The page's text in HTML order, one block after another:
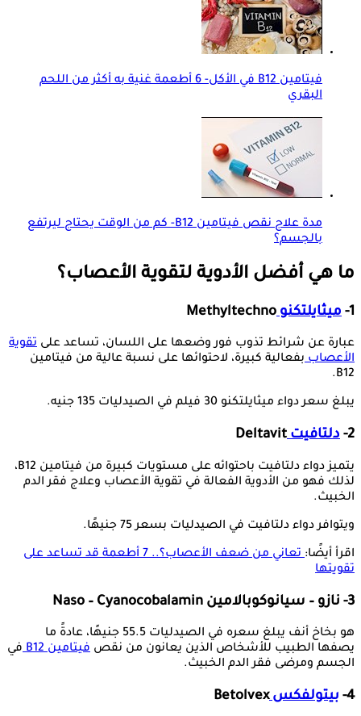
فيتامين B12 في الأكل- 6 أطعمة غنية به أكثر من اللحم
البقري
مدة علاج نقص فيتامين B12- كم من الوقت يحتاج ليرتفع
بالجسم؟
ما هي أفضل الأدوية لتقوية الأعصاب؟
1- ميثايلتكنوMethyltechno
عبارة عن شرائط تذوب فور وضعها على اللسان، تساعد على تقوية
الأعصاببفعالية كبيرة، لاحتوائها على نسبة عالية من فيتامين
B12.
يبلغ سعر دواء ميثايلتكنو 30 فيلم في الصيدليات 135 جنيه.
2- دلتافيتDeltavit
يتميز دواء دلتافيت باحتوائه على مستويات كبيرة من فيتامين B12،
لذلك فهو من الأدوية الفعالة في تقوية الأعصاب وعلاج فقر الدم
الخبيث.
ويتوافر دواء دلتافيت في الصيدليات بسعر 75 جنيهًا.
اقرأ أيضًا:
تعاني من ضعف الأعصاب؟.. 7 أطعمة قد تساعد على
تقويتها
3- نازو – سيانوكوبالامين Naso – Cyanocobalamin
هو بخاخ أنف يبلغ سعره في الصيدليات 55.5 جنيهًا، عادةً ما
يصفها الطبيب للأشخاص الذين يعانون من نقص فيتامين B12
في
الجسم ومرضى فقر الدم الخبيث.
4- بيتولفكسBetolvex